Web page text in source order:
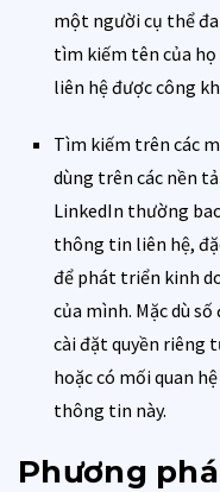
một người cụ thể
tìm kiếm tên của
liên hệ được công
Tìm kiếm trên các
dùng trên các nền
LinkedIn thường
thông tin liên hệ,
để phát triển kinh
của mình. Mặc dù
cài đặt quyền riêng
hoặc có mối quan
thông tin này.
Phương